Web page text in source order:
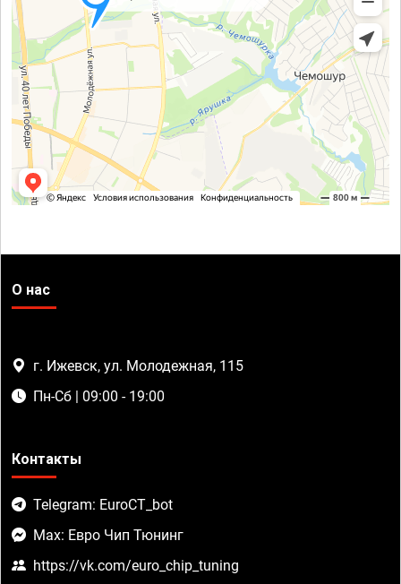
О нас
г. Ижевск, ул. Молодежная, 115
Пн-Сб | 09:00 - 19:00
Контакты
Telegram: EuroCT_bot
Max: Евро Чип Тюнинг
https://vk.com/euro_chip_tuning